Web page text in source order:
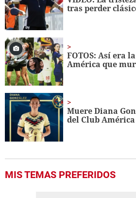
30
seconds
tras perder
FOTOS: Así era
América que
Muere Diana
del Club América
MIS TEMAS PREFERIDOS